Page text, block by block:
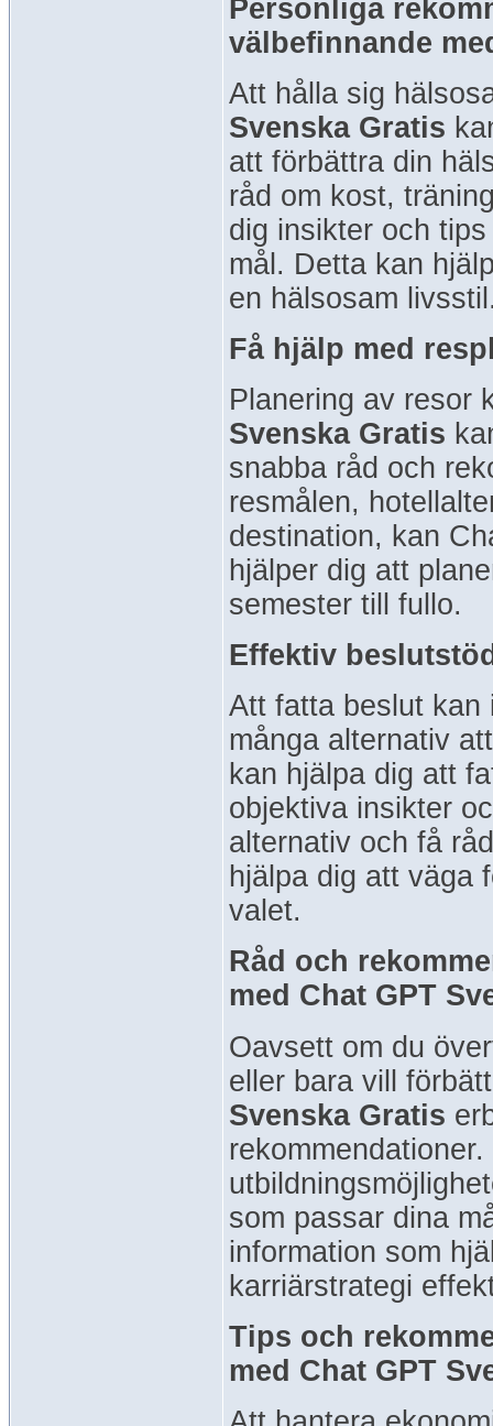
Personliga
välbefinnande
Att hålla sig
Svenska Gratis
att förbättra din
råd om kost,
dig insikter och
mål. Detta kan
en hälsosam
Få hjälp med
Planering av resor
Svenska Gratis
snabba råd och
resmålen,
destination, kan
hjälper dig att
semester till fullo.
Effektiv
Att fatta beslut kan
många alternativ
kan hjälpa dig att
objektiva insikter
alternativ och få
hjälpa dig att väga
valet.
Råd och
med Chat GPT
Oavsett om du
eller bara vill
Svenska Gratis
som passar dina
information som
karriärstrategi
Tips och
med Chat GPT